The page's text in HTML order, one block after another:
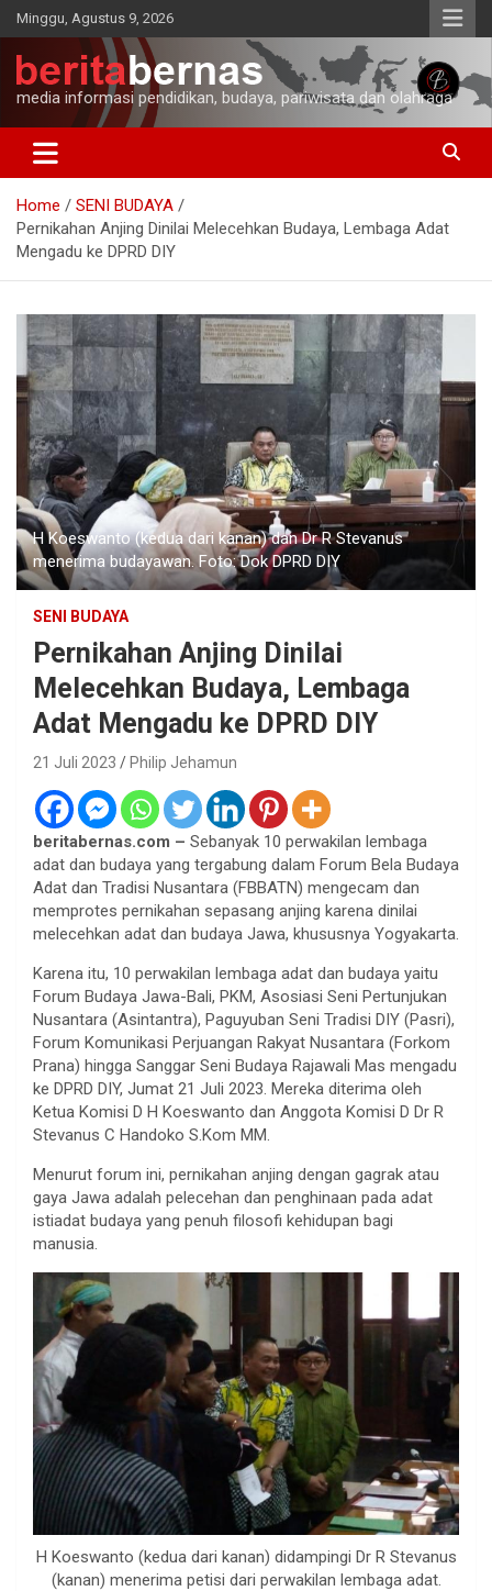
Skip
to
content
Minggu, Agustus 9, 2026
media informasi pendidikan, budaya, pariwisata dan olahraga
Home
SENI BUDAYA
Pernikahan Anjing Dinilai Melecehkan Budaya, Lembaga Adat
Mengadu ke DPRD DIY
H Koeswanto (kedua dari kanan) dan Dr R Stevanus
menerima budayawan. Foto: Dok DPRD DIY
SENI BUDAYA
Pernikahan Anjing Dinilai
Melecehkan Budaya, Lembaga
Adat Mengadu ke DPRD DIY
21 Juli 2023 Philip Jehamun
beritabernas.com – Sebanyak 10 perwakilan lembaga
adat dan budaya yang tergabung dalam Forum Bela Budaya
Adat dan Tradisi Nusantara (FBBATN) mengecam dan
memprotes pernikahan sepasang anjing karena dinilai
melecehkan adat dan budaya Jawa, khususnya Yogyakarta.
Karena itu, 10 perwakilan lembaga adat dan budaya yaitu
Forum Budaya Jawa-Bali, PKM, Asosiasi Seni Pertunjukan
Nusantara (Asintantra), Paguyuban Seni Tradisi DIY (Pasri),
Forum Komunikasi Perjuangan Rakyat Nusantara (Forkom
Prana) hingga Sanggar Seni Budaya Rajawali Mas mengadu
ke DPRD DIY, Jumat 21 Juli 2023. Mereka diterima oleh
Ketua Komisi D H Koeswanto dan Anggota Komisi D Dr R
Stevanus C Handoko S.Kom MM.
Menurut forum ini, pernikahan anjing dengan gagrak atau
gaya Jawa adalah pelecehan dan penghinaan pada adat
istiadat budaya yang penuh filosofi kehidupan bagi
manusia.
H Koeswanto (kedua dari kanan) didampingi Dr R Stevanus
(kanan) menerima petisi dari perwakilan lembaga adat.